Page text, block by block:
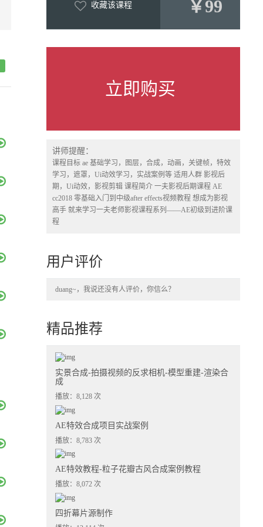
收藏该课程 ￥99
立即购买
讲师提醒：
课程目标 ae 基础学习，图层，合成，动画，关键帧，特效
学习，遮罩，Ui动效学习，实战案例等 适用人群 影视后
期，Ui动效，影视剪辑 课程简介 一夫影视后期课程 AE
cc2018 零基础入门到中级after effects视频教程 想成为影视
高手 就来学习一夫老师影视课程系列——AE初级到进阶课
程
用户评价
duang~，我说还没有人评价，你信么？
精品推荐
实景合成-拍摄视频的反求相机-模型重建-渲染合
成
播放：8,128 次
AE特效合成项目实战案例
播放：8,783 次
AE特效教程-粒子花瓣古风合成案例教程
播放：8,072 次
四折幕片源制作